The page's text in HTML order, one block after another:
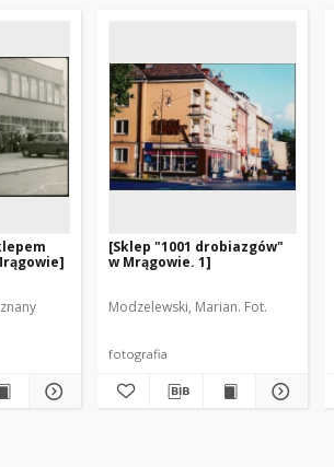
[Sklep "1001 drobiazgów"
w Mrągowie. 1]
Modzelewski, Marian. Fot.
fotografia